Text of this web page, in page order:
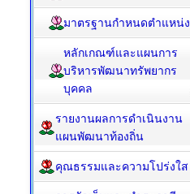
มาตรฐานกำหนดตำแหน่ง
หลักเกณฑ์และแผนการ
บริหารพัฒนาทรัพยากร
บุคคล
รายงานผลการดำเนินงาน
แผนพัฒนาท้องถิ่น
คุณธรรมและความโปร่งใส